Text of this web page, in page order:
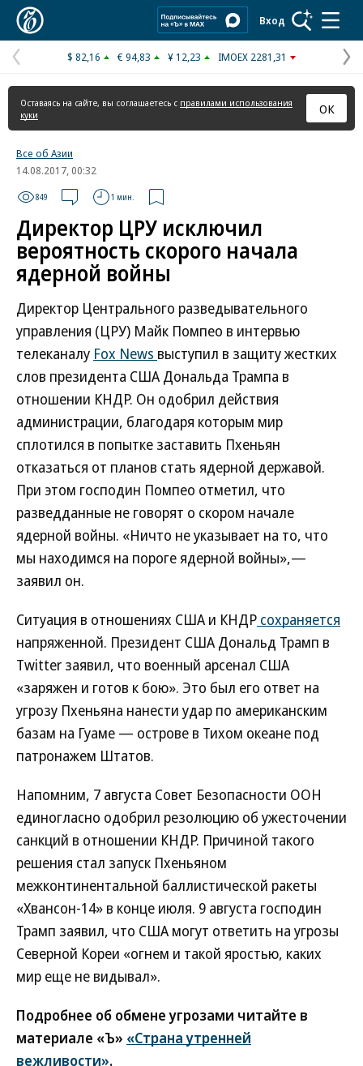
Вход
Предыдущая
страница
$ 82,16 € 94,83 ¥ 12,23 IMOEX 2281,31
Оставаясь на сайте, вы соглашаетесь с правилами использования
куки
ОК
Все об Азии
14.08.2017, 00:32
849 1 мин.
Директор ЦРУ исключил
вероятность скорого начала
ядерной войны
Директор Центрального разведывательного
управления (ЦРУ) Майк Помпео в интервью
телеканалу Fox News выступил в защиту жестких
слов президента США Дональда Трампа в
отношении КНДР. Он одобрил действия
администрации, благодаря которым мир
сплотился в попытке заставить Пхеньян
отказаться от планов стать ядерной державой.
При этом господин Помпео отметил, что
разведданные не говорят о скором начале
ядерной войны. «Ничто не указывает на то, что
мы находимся на пороге ядерной войны»,—
заявил он.
Ситуация в отношениях США и КНДР сохраняется
напряженной. Президент США Дональд Трамп в
Twitter заявил, что военный арсенал США
«заряжен и готов к бою». Это был его ответ на
угрозу Пхеньяна нанести удар по американским
базам на Гуаме — острове в Тихом океане под
патронажем Штатов.
Напомним, 7 августа Совет Безопасности ООН
единогласно одобрил резолюцию об ужесточении
санкций в отношении КНДР. Причиной такого
решения стал запуск Пхеньяном
межконтинентальной баллистической ракеты
«Хвансон-14» в конце июля. 9 августа господин
Трамп заявил, что США могут ответить на угрозы
Северной Кореи «огнем и такой яростью, каких
мир еще не видывал».
Подробнее об обмене угрозами читайте в
материале «Ъ» «Страна утренней
вежливости».